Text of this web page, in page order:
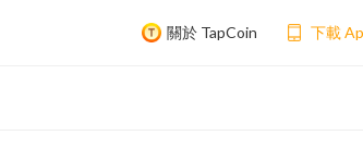
關於 TapCoin 下載